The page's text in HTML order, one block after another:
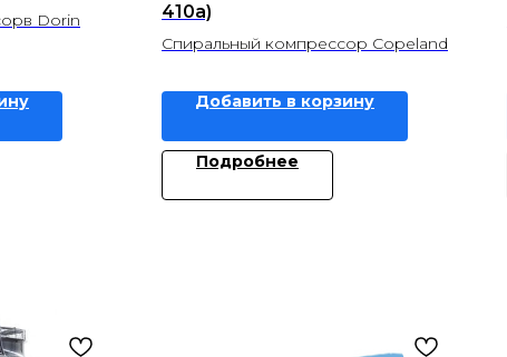
Dorin
410a)
Спиральный компрессор Copeland
Добавить в корзину
Подробнее